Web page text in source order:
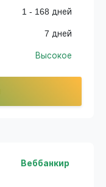
1 - 168 дней
7 дней
Высокое
Веббанкир